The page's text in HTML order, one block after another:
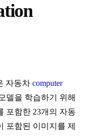
자동차 computer
모델을 학습하기 위해
포함한 23개의 자동
포함된 이미지를 제